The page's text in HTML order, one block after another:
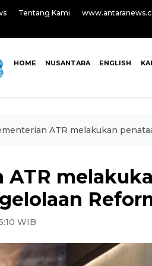
Tentang Kami
HOME NUSANTARA ENGLISH
ATR melakukan
ATR
WIB